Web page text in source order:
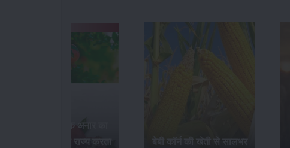
भारत में सर्वाधिक अनार का
उत्पादन कौन-सा राज्य करता
बेबी कॉर्न की खेती से सालभर